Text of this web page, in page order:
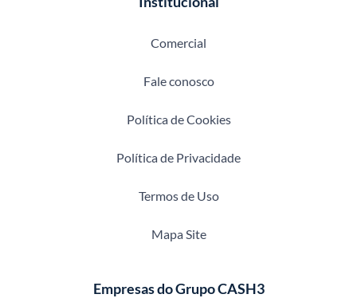
Comercial
Fale conosco
Política de Cookies
Política de Privacidade
Termos de Uso
Mapa Site
Empresas do Grupo CASH3